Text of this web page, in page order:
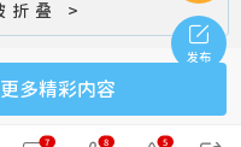
折叠 >
多精彩内容

发布
7 8 5